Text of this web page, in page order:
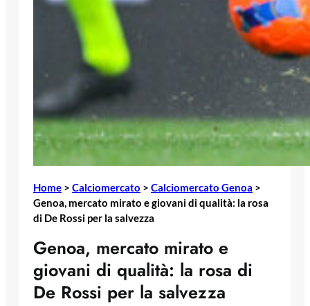
Home > Calciomercato > Calciomercato Genoa >
Genoa, mercato mirato e giovani di qualità: la rosa
di De Rossi per la salvezza
Genoa, mercato mirato e
giovani di qualità: la rosa di
De Rossi per la salvezza